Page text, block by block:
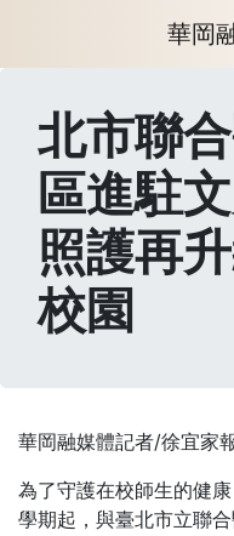
華岡
北市聯
區進駐
照護再
校園
華岡融媒體記者/徐宜家
為了守護在校師生的健
學期起，與臺北市立聯